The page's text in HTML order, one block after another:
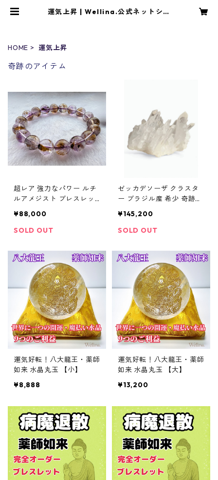
運気上昇 | Wellina.公式ネットショ
HOME 運気上昇
奇跡のアイテム
超レア 強力なパワー ルチ
ルアメジスト ブレスレッ
ギー入り パワーストーン
¥88,000
SOLD OUT
ゼッカデソーザ クラスタ
ー ブラジル産 希少 奇跡の
¥145,200
SOLD OUT
運気好転！八大龍王・薬師
如来 水晶丸玉 【小】
¥8,888
運気好転！八大龍王・薬師
如来 水晶丸玉 【大】
¥13,200